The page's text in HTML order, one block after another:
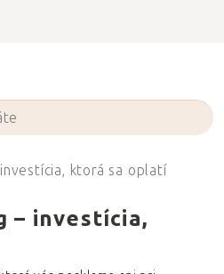
ktorá sa oplatí
– investícia,